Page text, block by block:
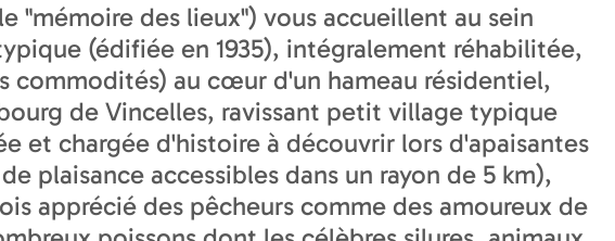
"mémoire des lieux") vous accueillent au sein
(édifiée en 1935), intégralement réhabilitée,
au cœur d'un hameau résidentiel,
de Vincelles, ravissant petit village typique
et chargée d'histoire à découvrir lors d'apaisantes
plaisance accessibles dans un rayon de 5 km),
apprécié des pêcheurs comme des amoureux de